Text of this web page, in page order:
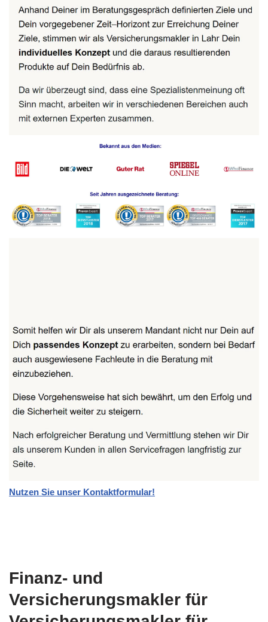
Nutzen Sie unser Kontaktformular!
Finanz- und
Versicherungsmakler für